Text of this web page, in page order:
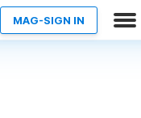
MAG-SIGN IN